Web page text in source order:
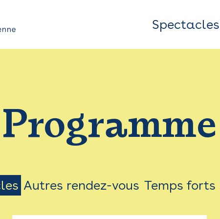
Top
Bar
Menu
Spectacles
Programme
Autres rendez-vous Temps forts